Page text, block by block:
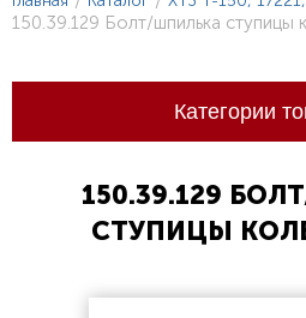
150.39.129 Болт/шпилька ступицы
Категории
150.39.129
СТУПИЦЫ